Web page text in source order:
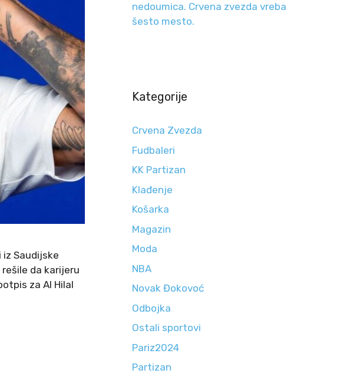
Saudijske
da karijeru
za Al Hilal
nedoumica. Crvena zvezda vreba
šesto mesto.
Kategorije
Crvena Zvezda
Fudbaleri
KK Partizan
Klađenje
Košarka
Magazin
Moda
NBA
Novak Đokovoć
Odbojka
Ostali sportovi
Pariz2024
Partizan